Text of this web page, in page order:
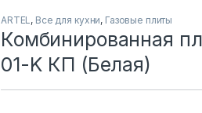
ARTEL, Все для кухни, Газовые плиты
Комбинированная
01-K КП (Белая)